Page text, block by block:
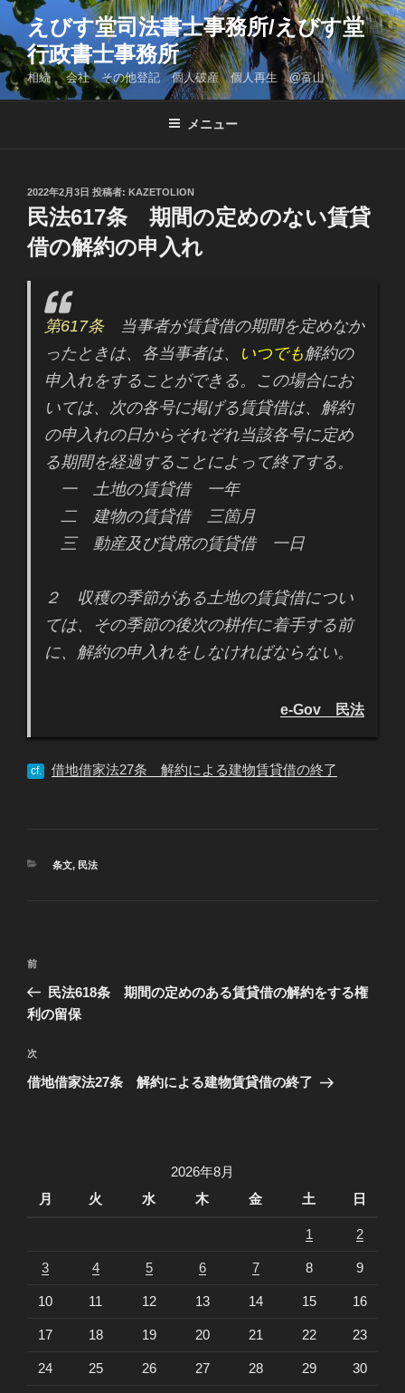
コ
ン
テ
ン
ツ
えびす堂司法書士事務所/えびす堂
行政書士事務所
相続 会社 その他登記 個人破産 個人再生 @富山
メニュー
投
稿
日:
2022年2月3日 投稿者: KAZETOLION
民法617条 期間の定めのない賃貸
借の解約の申入れ
第617条当事者が賃貸借の期間を定めなか
ったときは、各当事者は、
いつでも解約の
申入れをすることができる。この場合にお
いては、次の各号に掲げる賃貸借は、解約
の申入れの日からそれぞれ当該各号に定め
る期間を経過することによって終了する。
一 土地の賃貸借 一年
二 建物の賃貸借 三箇月
三 動産及び貸席の賃貸借 一日
２ 収穫の季節がある土地の賃貸借につい
ては、その季節の後次の耕作に着手する前
に、解約の申入れをしなければならない。
e-Gov 民法
cf. 借地借家法27条 解約による建物賃貸借の終了
カ
条文, 民法
投
ナ
ゲ
ー
過
去
の
稿
前
民法618条 期間の定めのある賃貸借の解約をする権
利の留保
次
の
次
借地借家法27条 解約による建物賃貸借の終了
2026年8月
月
火 水 木 金 土 日
1 2
3 4 5 6 7 8 9
10 11 12 13 14 15 16
17 18 19 20 21 22 23
24 25 26 27 28 29 30